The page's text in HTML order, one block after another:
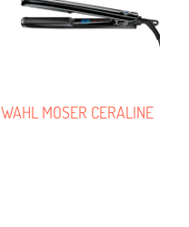
WAHL MOSER CERALINE